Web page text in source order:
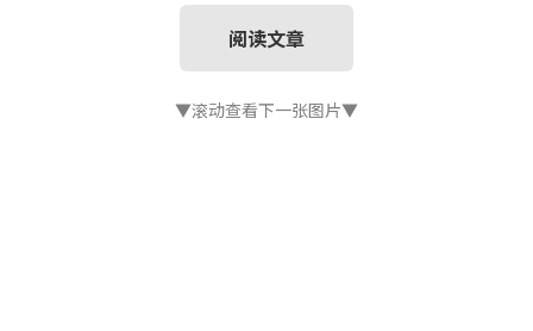
阅读文章
▼滚动查看下一张图片▼